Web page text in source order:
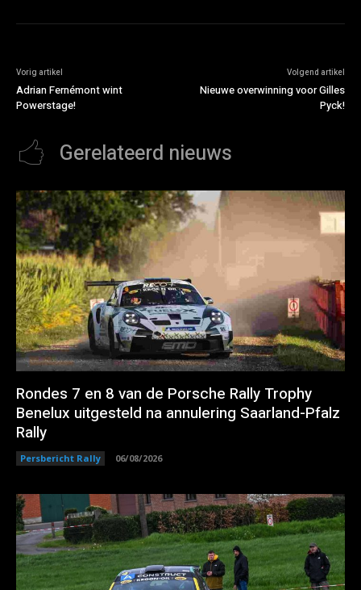
Vorig artikel
Adrian Fernémont wint
Powerstage!
Volgend artikel
Nieuwe overwinning voor Gilles
Pyck!
Gerelateerd nieuws
Rondes 7 en 8 van de Porsche Rally Trophy
Benelux uitgesteld na annulering Saarland-Pfalz
Rally
Persbericht Rally 06/08/2026